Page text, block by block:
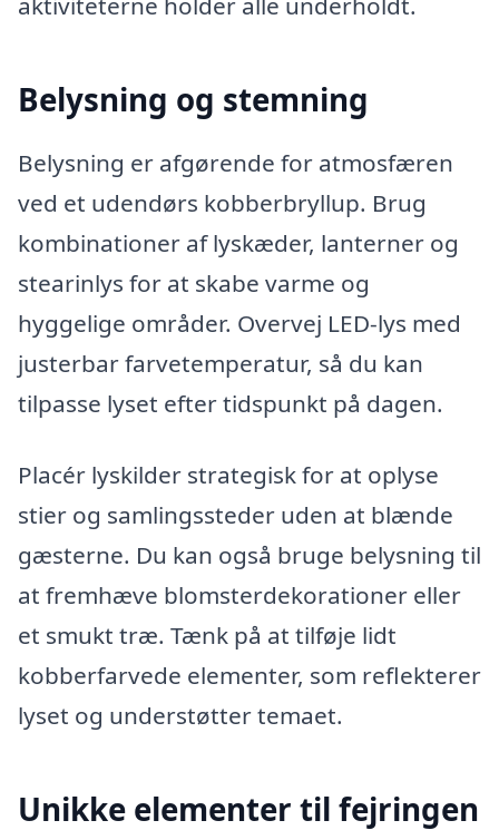
Belysning og stemning
Belysning er afgørende for atmosfæren
ved et udendørs kobberbryllup. Brug
kombinationer af lyskæder, lanterner og
stearinlys for at skabe varme og
hyggelige områder. Overvej LED-lys med
justerbar farvetemperatur, så du kan
tilpasse lyset efter tidspunkt på dagen.
Placér lyskilder strategisk for at oplyse
stier og samlingssteder uden at blænde
gæsterne. Du kan også bruge belysning til
at fremhæve blomsterdekorationer eller
et smukt træ. Tænk på at tilføje lidt
kobberfarvede elementer, som reflekterer
lyset og understøtter temaet.
Unikke elementer til fejringen